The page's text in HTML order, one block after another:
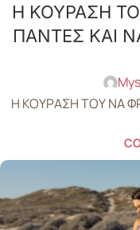
Η ΚΟΥΡΑΣΗ
ΠΑΝΤΕΣ ΚΑΙ
Η ΚΟΥΡΑΣΗ ΤΟΥ ΝΑ